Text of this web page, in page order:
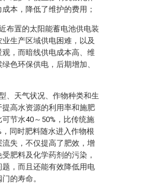
本，降低了维护的费用；
布置的太阳能蓄电池供电装
生产区域供电困难，以及
，而暗线供电成本高、维
色环保供电，后期增加、
、天气状况、作物种类和生
高水资源的利用率和施肥
节水40～50%，比传统施
同时肥料随水进入作物根
失，不仅提高了肥效，增
肥料及化学药剂的污染，
，而且还能有效降低用电
的寿命。